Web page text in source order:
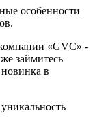
особенности
«GVC» -
займитесь
в